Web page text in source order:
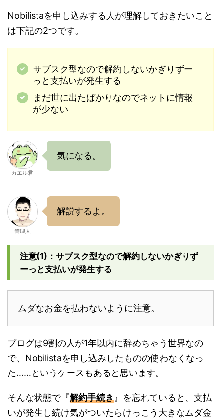
Nobilistaを申し込みする人が理解しておきたいこと
は下記の2つです。
サブスク型なので解約しないかぎりずー
っと支払いが発生する
まだ世に出たばかりなのでネットに情報
が少ない
カエル君
気になる。
管理人
解説するよ。
注意(1)：サブスク型なので解約しないかぎりず
ーっと支払いが発生する
ムダなお金を払わないように注意。
ブログは9割の人が1年以内に辞めちゃう世界なの
で、Nobilistaを申し込みしたものの使わなくなっ
た……というケースもあると思います。
そんな状態で『解約手続き 』を忘れていると、支払
いが発生し続け気がついたらけっこう大きなムダ金